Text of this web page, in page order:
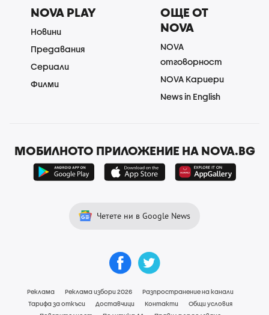
NOVA PLAY
Новини
Предавания
Сериали
Филми
ОЩЕ ОТ
NOVA
NOVA
отговорност
NOVA Кариери
News in English
МОБИЛНОТО ПРИЛОЖЕНИЕ НА NOVA.BG
Четете ни в Google News
Реклама Реклама избори 2026
Разпространение на канали
Тарифа за откъси
Доставчици Контакти
Общи условия